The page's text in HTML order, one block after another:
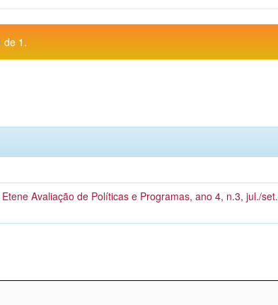
de 1.
Avaliação de Políticas e Programas, ano 4, n.3, jul./set.